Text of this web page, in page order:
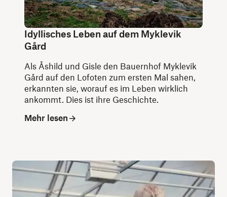
Idyllisches Leben auf dem Myklevik
Gård
Als Åshild und Gisle den Bauernhof Myklevik
Gård auf den Lofoten zum ersten Mal sahen,
erkannten sie, worauf es im Leben wirklich
ankommt. Dies ist ihre Geschichte.
Mehr lesen